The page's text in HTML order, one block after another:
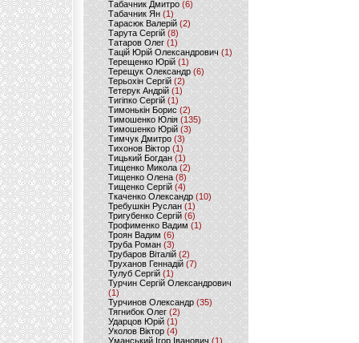
Табачник Дмитро (6)
Табачник Ян(1)
Тарасюк Валерій (2)
Тарута Сергій (8)
Татаров Олег(1)
Тацій Юрій Олександрович(1)
Терещенко Юрій(1)
Терещук Олександр(6)
Терьохін Сергій (2)
Тетерук Андрій (1)
Тигіпко Сергій(1)
Тимонькін Борис (2)
Тимошенко Юлія (135)
Тимошенко Юрій(3)
Тимчук Дмитро (3)
Тихонов Віктор (1)
Тицький Богдан (1)
Тищенко Микола (2)
Тищенко Олена (8)
Тищенко Сергій (4)
Ткаченко Олександр (10)
Требушкін Руслан (1)
Тригубенко Сергій(6)
Трофименко Вадим (1)
Троян Вадим (6)
Труба Роман(3)
Трубаров Віталій (2)
Труханов Геннадій (7)
Тулуб Сергій(1)
Турчин Сергій Олександрович
(1)
Турчинов Олександр(35)
Тягнибок Олег (2)
Ударцов Юрій (1)
Уколов Віктор(4)
Уманський Ігор Іванович(1)